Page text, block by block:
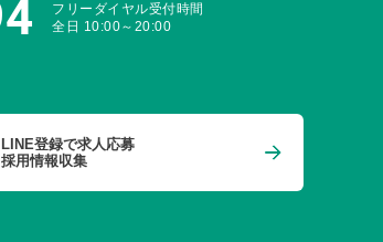
フリーダイヤル受付時間
全日 10:00～20:00
LINE登録で求人応募
採用情報収集